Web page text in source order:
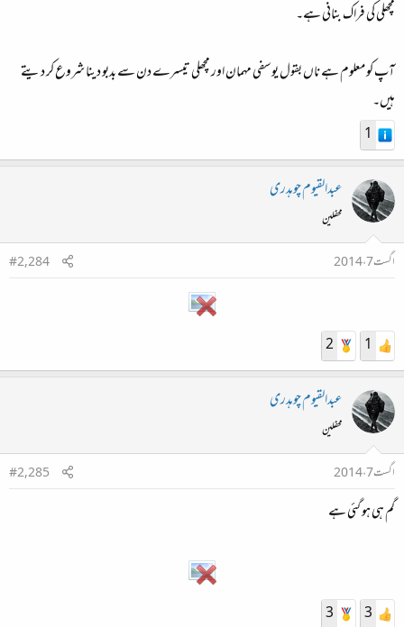
مچھلی کی فراک بنانی ہے۔
آپ کو معلوم ہے ناں بقول یوسفی مہمان اور مچھلی تیسرے دن سے بدبو دینا شروع کر دیتے
ہیں۔
1
عبدالقیوم چوہدری
محفلین
اگست 7، 2014
#2,284
1
2
عبدالقیوم چوہدری
محفلین
اگست 7، 2014
#2,285
گم ہی ہو گئی ہے
3
3